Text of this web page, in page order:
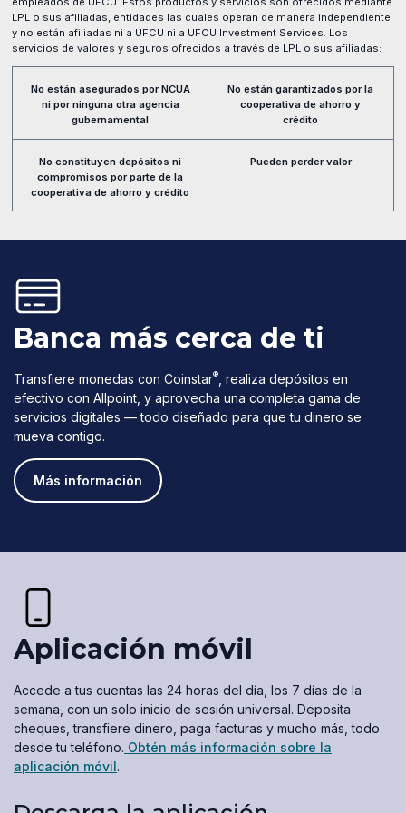
LPL o sus afiliadas, entidades las cuales operan de manera independiente
y no están afiliadas ni a UFCU ni a UFCU Investment Services. Los
servicios de valores y seguros ofrecidos a través de LPL o sus afiliadas:
No están asegurados por NCUA
ni por ninguna otra agencia
gubernamental
No están garantizados por la
cooperativa de ahorro y
crédito
No constituyen depósitos ni
compromisos por parte de la
cooperativa de ahorro y crédito
Pueden perder valor
Banca más cerca de ti
Transfiere monedas con Coinstar®
, realiza depósitos en
efectivo con Allpoint, y aprovecha una completa gama de
servicios digitales — todo diseñado para que tu dinero se
mueva contigo.
Más información
Aplicación móvil
Accede a tus cuentas las 24 horas del día, los 7 días de la
semana, con un solo inicio de sesión universal. Deposita
cheques, transfiere dinero, paga facturas y mucho más, todo
desde tu teléfono. Obtén más información sobre la
aplicación móvil.